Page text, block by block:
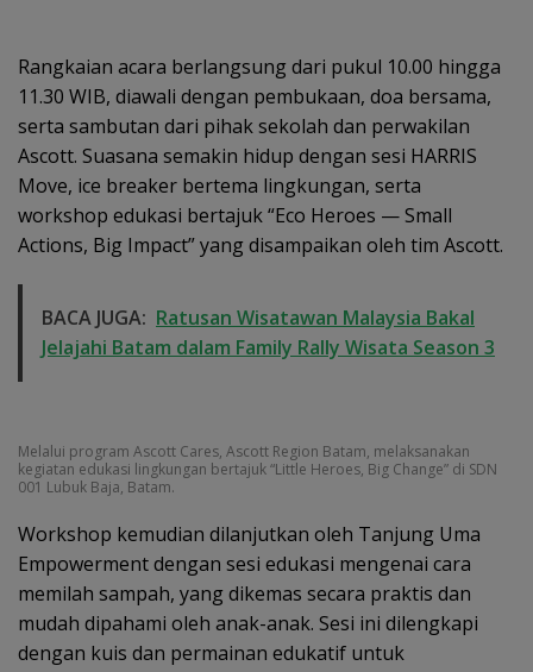
Rangkaian acara berlangsung dari pukul 10.00 hingga
11.30 WIB, diawali dengan pembukaan, doa bersama,
serta sambutan dari pihak sekolah dan perwakilan
Ascott. Suasana semakin hidup dengan sesi HARRIS
Move, ice breaker bertema lingkungan, serta
workshop edukasi bertajuk “Eco Heroes — Small
Actions, Big Impact” yang disampaikan oleh tim Ascott.
BACA JUGA: Ratusan Wisatawan Malaysia Bakal
Jelajahi Batam dalam Family Rally Wisata Season 3
Melalui program Ascott Cares, Ascott Region Batam, melaksanakan
kegiatan edukasi lingkungan bertajuk “Little Heroes, Big Change” di SDN
001 Lubuk Baja, Batam.
Workshop kemudian dilanjutkan oleh Tanjung Uma
Empowerment dengan sesi edukasi mengenai cara
memilah sampah, yang dikemas secara praktis dan
mudah dipahami oleh anak-anak. Sesi ini dilengkapi
dengan kuis dan permainan edukatif untuk